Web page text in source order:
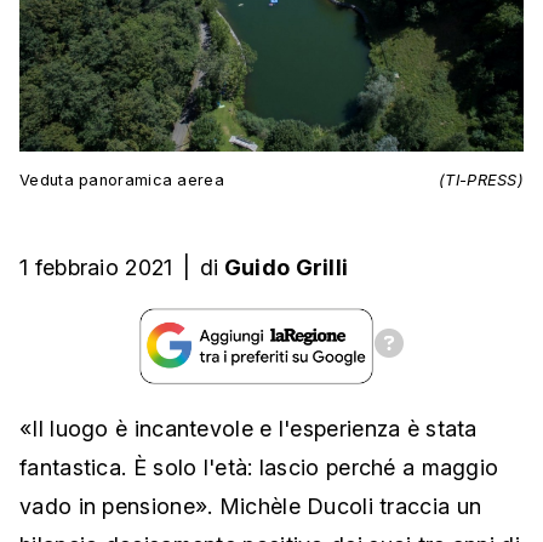
Veduta panoramica aerea (TI-PRESS)
1 febbraio 2021 di Guido Grilli
«Il luogo è incantevole e l'esperienza è stata
fantastica. È solo l'età: lascio perché a maggio
vado in pensione». Michèle Ducoli traccia un